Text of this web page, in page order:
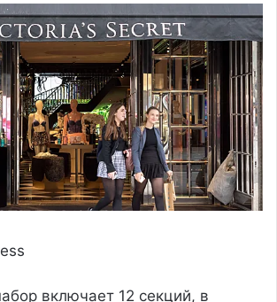
включает 12 секций, в